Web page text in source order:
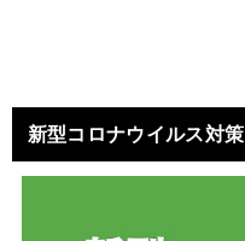
新型コロナウイルス対策